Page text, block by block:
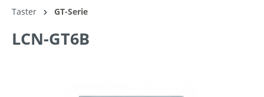
Taster GT-Serie
LCN-GT6B